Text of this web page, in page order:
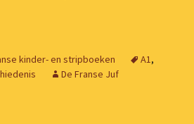
beginners: klein boek, grote held
kinder- en stripboeken A1,
De Franse Juf